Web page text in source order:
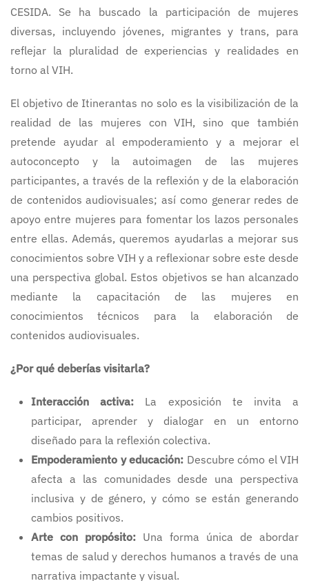
CESIDA. Se ha buscado la participación de mujeres
diversas, incluyendo jóvenes, migrantes y trans, para
reflejar la pluralidad de experiencias y realidades en
torno al VIH.
El objetivo de Itinerantas no solo es la visibilización de la
realidad de las mujeres con VIH, sino que también
pretende ayudar al empoderamiento y a mejorar el
autoconcepto y la autoimagen de las mujeres
participantes, a través de la reflexión y de la elaboración
de contenidos audiovisuales; así como generar redes de
apoyo entre mujeres para fomentar los lazos personales
entre ellas. Además, queremos ayudarlas a mejorar sus
conocimientos sobre VIH y a reflexionar sobre este desde
una perspectiva global. Estos objetivos se han alcanzado
mediante la capacitación de las mujeres en
conocimientos técnicos para la elaboración de
contenidos audiovisuales.
¿Por qué deberías visitarla?
Interacción activa: La exposición te invita a
participar, aprender y dialogar en un entorno
diseñado para la reflexión colectiva.
Empoderamiento y educación: Descubre cómo el VIH
afecta a las comunidades desde una perspectiva
inclusiva y de género, y cómo se están generando
cambios positivos.
Arte con propósito: Una forma única de abordar
temas de salud y derechos humanos a través de una
narrativa impactante y visual.